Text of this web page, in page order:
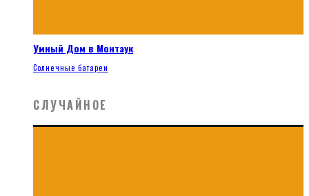
Умный Дом в Монтаук
Солнечные батареи
СЛУЧАЙНОЕ